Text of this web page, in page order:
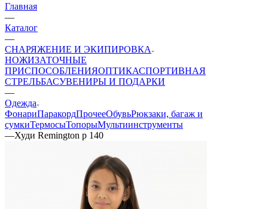
Главная
—
Каталог
—
СНАРЯЖЕНИЕ И ЭКИПИРОВКА
НОЖИЗАТОЧНЫЕ
ПРИСПОСОБЛЕНИЯОПТИКАСПОРТИВНАЯ
СТРЕЛЬБАСУВЕНИРЫ И ПОДАРКИ
—
Одежда
ФонариПаракордПрочееОбувьРюкзаки, багаж и
сумкиТермосыТопорыМультиинструменты
—Худи Remington р 140